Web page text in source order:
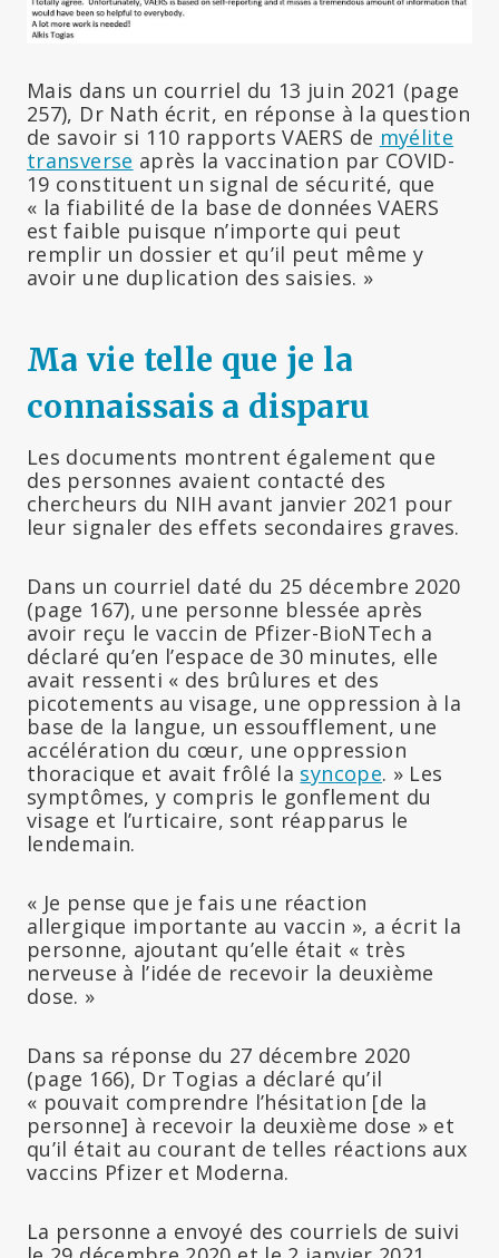
Mais dans un courriel du 13 juin 2021 (page
257), Dr Nath écrit, en réponse à la question
de savoir si 110 rapports VAERS de myélite
transverse après la vaccination par COVID-
19 constituent un signal de sécurité, que
« la fiabilité de la base de données VAERS
est faible puisque n’importe qui peut
remplir un dossier et qu’il peut même y
avoir une duplication des saisies. »
Ma vie telle que je la
connaissais a disparu
Les documents montrent également que
des personnes avaient contacté des
chercheurs du NIH avant janvier 2021 pour
leur signaler des effets secondaires graves.
Dans un courriel daté du 25 décembre 2020
(page 167), une personne blessée après
avoir reçu le vaccin de Pfizer-BioNTech a
déclaré qu’en l’espace de 30 minutes, elle
avait ressenti « des brûlures et des
picotements au visage, une oppression à la
base de la langue, un essoufflement, une
accélération du cœur, une oppression
thoracique et avait frôlé la syncope. » Les
symptômes, y compris le gonflement du
visage et l’urticaire, sont réapparus le
lendemain.
« Je pense que je fais une réaction
allergique importante au vaccin », a écrit la
personne, ajoutant qu’elle était « très
nerveuse à l’idée de recevoir la deuxième
dose. »
Dans sa réponse du 27 décembre 2020
(page 166), Dr Togias a déclaré qu’il
« pouvait comprendre l’hésitation [de la
personne] à recevoir la deuxième dose » et
qu’il était au courant de telles réactions aux
vaccins Pfizer et Moderna.
La personne a envoyé des courriels de suivi